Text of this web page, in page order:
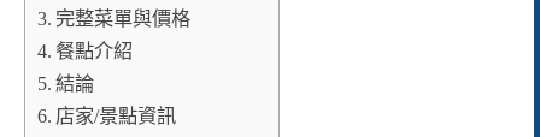
完整菜單與價格
餐點介紹
結論
店家/景點資訊